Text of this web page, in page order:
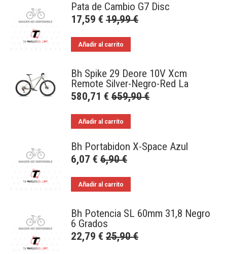
Pata de Cambio G7 Disc
17,59 € 19,99€
Añadir al carrito
Bh Spike 29 Deore 10V Xcm
Remote Silver-Negro-Red La
580,71 € 659,90€
Añadir al carrito
Bh Portabidon X-Space Azul
6,07 € 6,90€
Añadir al carrito
Bh Potencia SL 60mm 31,8 Negro
6 Grados
22,79 € 25,90€